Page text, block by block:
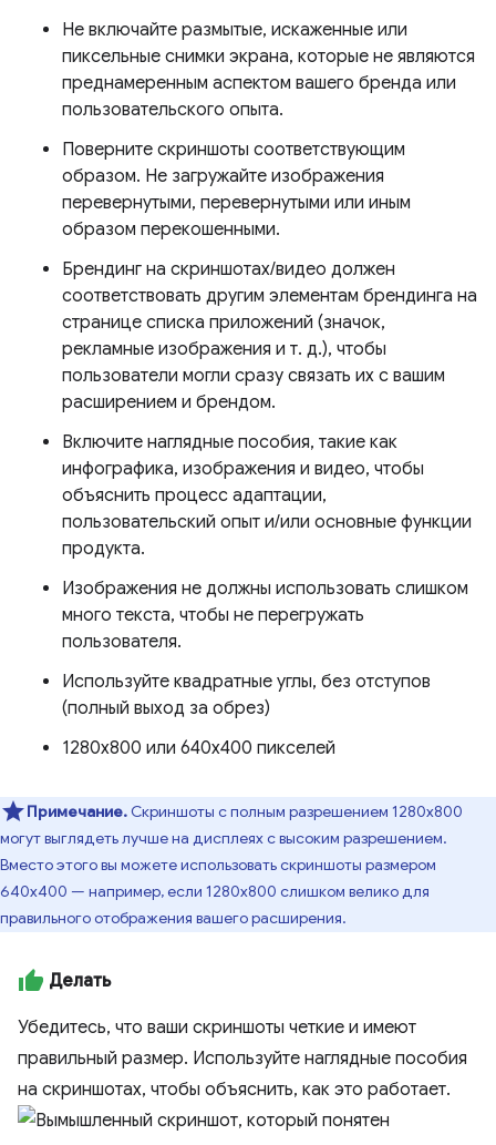
Не включайте размытые, искаженные или
пиксельные снимки экрана, которые не являются
преднамеренным аспектом вашего бренда или
пользовательского опыта.
Поверните скриншоты соответствующим
образом. Не загружайте изображения
перевернутыми, перевернутыми или иным
образом перекошенными.
Брендинг на скриншотах/видео должен
соответствовать другим элементам брендинга на
странице списка приложений (значок,
рекламные изображения и т. д.), чтобы
пользователи могли сразу связать их с вашим
расширением и брендом.
Включите наглядные пособия, такие как
инфографика, изображения и видео, чтобы
объяснить процесс адаптации,
пользовательский опыт и/или основные функции
продукта.
Изображения не должны использовать слишком
много текста, чтобы не перегружать
пользователя.
Используйте квадратные углы, без отступов
(полный выход за обрез)
1280x800 или 640x400 пикселей
Примечание. Скриншоты с полным разрешением 1280x800
могут выглядеть лучше на дисплеях с высоким разрешением.
Вместо этого вы можете использовать скриншоты размером
640x400 — например, если 1280x800 слишком велико для
правильного отображения вашего расширения.
Делать
Убедитесь, что ваши скриншоты четкие и имеют
правильный размер. Используйте наглядные пособия
на скриншотах, чтобы объяснить, как это работает.